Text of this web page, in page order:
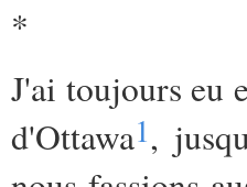
*
J'ai toujours eu
d'Ottawa1,